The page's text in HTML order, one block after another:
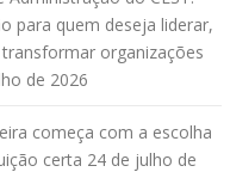
para quem deseja liderar,
organizações
de 2026
começa com a escolha
certa 24 de julho de